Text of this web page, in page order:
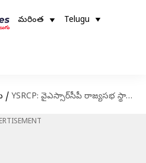
మరింత Telugu
/ YSRCP: వైఎస్సార్‌సీపీ రాజ్యసభ స్థానాలకు అభ్యర్థులు ఖరారు